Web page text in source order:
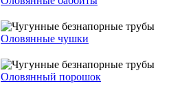
Оловянные чушки
Оловянный порошок